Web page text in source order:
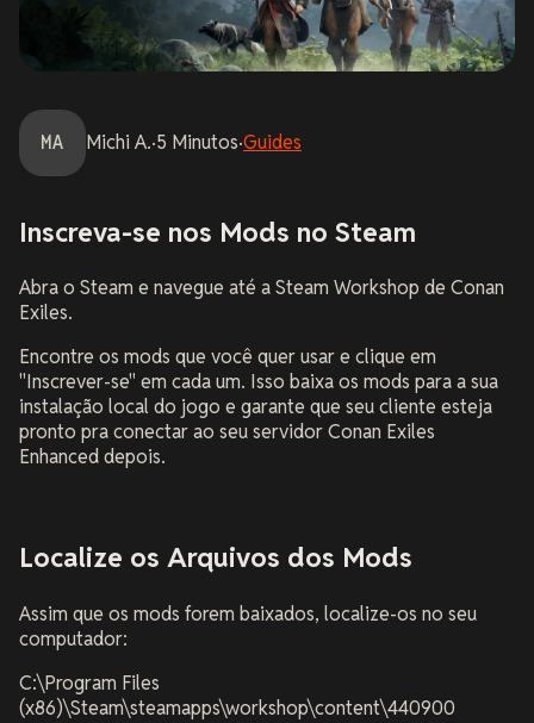
MA Michi A.·5 Minutos·Guides
Inscreva-se nos Mods no Steam
Abra o Steam e navegue até a Steam Workshop de Conan
Exiles.
Encontre os mods que você quer usar e clique em
"Inscrever-se" em cada um. Isso baixa os mods para a sua
instalação local do jogo e garante que seu cliente esteja
pronto pra conectar ao seu servidor Conan Exiles
Enhanced depois.
Localize os Arquivos dos Mods
Assim que os mods forem baixados, localize-os no seu
computador:
C:\Program Files
(x86)\Steam\steamapps\workshop\content\440900